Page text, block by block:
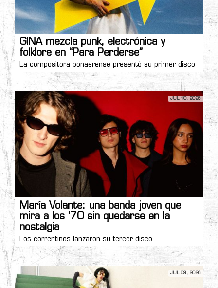
GINA mezcla punk, electrónica y
folklore en “Para Perderse”
La compositora bonaerense presentó su primer disco
JUL 10, 2026
María Volante: una banda joven que
mira a los '70 sin quedarse en la
nostalgia
Los correntinos lanzaron su tercer disco
JUL 03, 2026